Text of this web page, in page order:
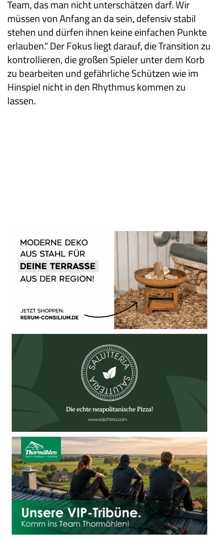
Team, das man nicht unterschätzen darf. Wir
müssen von Anfang an da sein, defensiv stabil
stehen und dürfen ihnen keine einfachen Punkte
erlauben.“ Der Fokus liegt darauf, die Transition zu
kontrollieren, die großen Spieler unter dem Korb
zu bearbeiten und gefährliche Schützen wie im
Hinspiel nicht in den Rhythmus kommen zu
lassen.